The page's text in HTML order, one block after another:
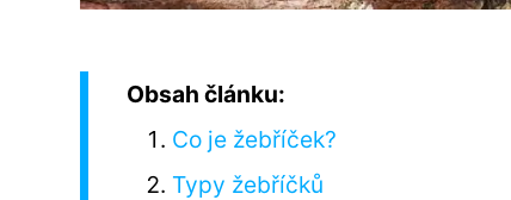
Obsah článku:
Co je žebříček?
Typy žebříčků